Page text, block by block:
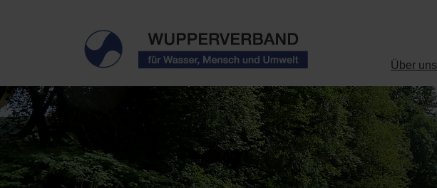
Über uns